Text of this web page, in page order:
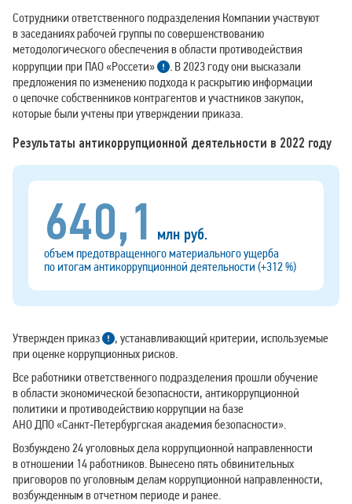
Сотрудники ответственного подразделения Компании участвуют
в заседаниях рабочей группы по совершенствованию
методологического обеспечения в области противодействия
коррупции при ПАО «Россети»
. В 2023 году они высказали
предложения по изменению подхода к раскрытию информации
о цепочке собственников контрагентов и участников закупок,
которые были учтены при утверждении приказа.
Результаты антикоррупционной деятельности в 2022 году
640,1 млн руб.
объем предотвращенного материального ущерба
по итогам антикоррупционной деятельности (+312 %)
Утвержден приказ
, устанавливающий критерии, используемые
при оценке коррупционных рисков.
Все работники ответственного подразделения прошли обучение
в области экономической безопасности, антикоррупционной
политики и противодействию коррупции на базе
АНО ДПО «Санкт‑Петербургская академия безопасности».
Возбуждено 24 уголовных дела коррупционной направленности
в отношении 14 работников. Вынесено пять обвинительных
приговоров по уголовным делам коррупционной направленности,
возбужденным в отчетном периоде и ранее.